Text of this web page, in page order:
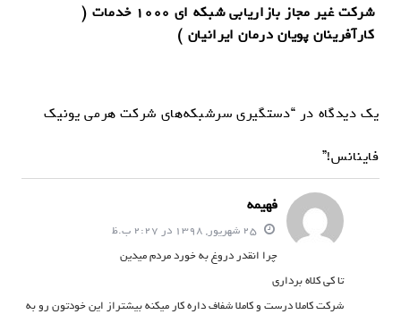
شرکت غیر مجاز بازاریابی شبکه ای 1000 خدمات (
کارآفرینان پویان درمان ایرانیان )
یک دیدگاه در “دستگیری سرشبکه‌های شرکت هرمی یونیک
فاینانس!”
فهیمه
25 شهریور, 1398 در 2:27 ب.ظ
چرا انقدر دروغ به خورد مردم میدین
تا کی کلاه برداری
شرکت کاملا درست و کاملا شفاف داره کار میکنه بیشتراز این خودتون رو به